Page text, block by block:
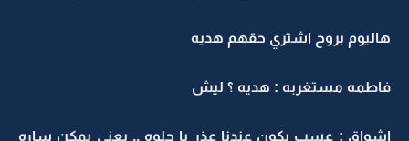
هاليوم بروح اشتري حقهم هديه
فاطمه مستغربه : هديه ؟ ليش
اشواق : عسب يكون عندنا عذر يا حلوه .. يعني يمكن ساره